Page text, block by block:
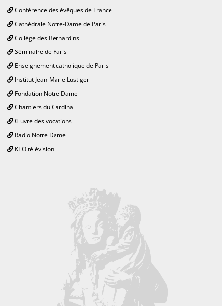
Conférence des évêques de France
Cathédrale Notre-Dame de Paris
Collège des Bernardins
Séminaire de Paris
Enseignement catholique de Paris
Institut Jean-Marie Lustiger
Fondation Notre Dame
Chantiers du Cardinal
Œuvre des vocations
Radio Notre Dame
KTO télévision